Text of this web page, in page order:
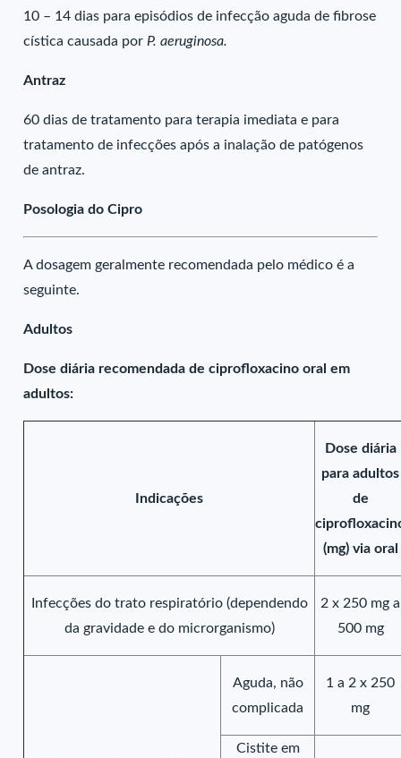
10 – 14 dias para episódios de infecção aguda de fibrose
cística causada por P. aeruginosa.
Antraz
60 dias de tratamento para terapia imediata e para
tratamento de infecções após a inalação de patógenos
de antraz.
Posologia do Cipro
A dosagem geralmente recomendada pelo médico é a
seguinte.
Adultos
Dose diária recomendada de ciprofloxacino oral em
adultos:
Indicações
Dose diária
para adultos
de
(mg) via oral
Infecções do trato respiratório (dependendo
da gravidade e do microrganismo)
2 x 250 mg a
500 mg
Aguda, não
complicada
1 a 2 x 250
mg
Cistite em